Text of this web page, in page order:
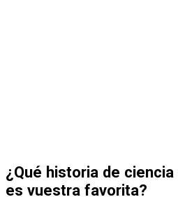
¿Qué historia de
es vuestra favorita?